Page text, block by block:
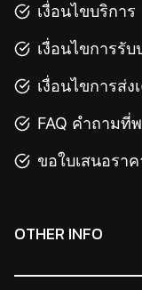
เงื่อนไขบริการ
เงื่อนไขการรั
เงื่อนไขการส่
FAQ คำถามที่
ขอใบเสนอราค
OTHER INFO